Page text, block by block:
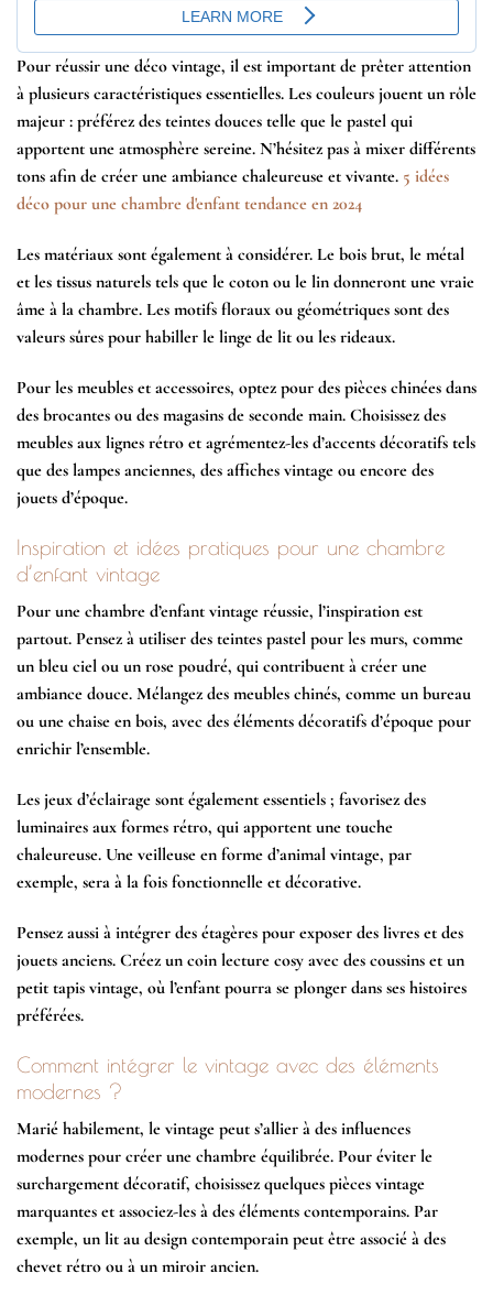
Pour réussir une déco vintage, il est important de prêter attention
à plusieurs caractéristiques essentielles. Les couleurs jouent un rôle
majeur : préférez des teintes douces telle que le pastel qui
apportent une atmosphère sereine. N’hésitez pas à mixer différents
tons afin de créer une ambiance chaleureuse et vivante. 5 idées
déco pour une chambre d'enfant tendance en 2024
Les matériaux sont également à considérer. Le bois brut, le métal
et les tissus naturels tels que le coton ou le lin donneront une vraie
âme à la chambre. Les motifs floraux ou géométriques sont des
valeurs sûres pour habiller le linge de lit ou les rideaux.
Pour les meubles et accessoires, optez pour des pièces chinées dans
des brocantes ou des magasins de seconde main. Choisissez des
meubles aux lignes rétro et agrémentez-les d’accents décoratifs tels
que des lampes anciennes, des affiches vintage ou encore des
jouets d’époque.
Inspiration et idées pratiques pour une chambre
d’enfant vintage
Pour une chambre d’enfant vintage réussie, l’inspiration est
partout. Pensez à utiliser des teintes pastel pour les murs, comme
un bleu ciel ou un rose poudré, qui contribuent à créer une
ambiance douce. Mélangez des meubles chinés, comme un bureau
ou une chaise en bois, avec des éléments décoratifs d’époque pour
enrichir l’ensemble.
Les jeux d’éclairage sont également essentiels ; favorisez des
luminaires aux formes rétro, qui apportent une touche
chaleureuse. Une veilleuse en forme d’animal vintage, par
exemple, sera à la fois fonctionnelle et décorative.
Pensez aussi à intégrer des étagères pour exposer des livres et des
jouets anciens. Créez un coin lecture cosy avec des coussins et un
petit tapis vintage, où l’enfant pourra se plonger dans ses histoires
préférées.
Comment intégrer le vintage avec des éléments
modernes ?
Marié habilement, le vintage peut s’allier à des influences
modernes pour créer une chambre équilibrée. Pour éviter le
surchargement décoratif, choisissez quelques pièces vintage
marquantes et associez-les à des éléments contemporains. Par
exemple, un lit au design contemporain peut être associé à des
chevet rétro ou à un miroir ancien.